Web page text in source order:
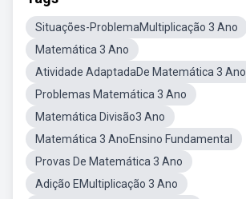
Situações-ProblemaMultiplicação 3 Ano
Matemática 3 Ano
Atividade AdaptadaDe Matemática 3 Ano
Problemas Matemática 3 Ano
Matemática Divisão3 Ano
Matemática 3 AnoEnsino Fundamental
Provas De Matemática 3 Ano
Adição EMultiplicação 3 Ano